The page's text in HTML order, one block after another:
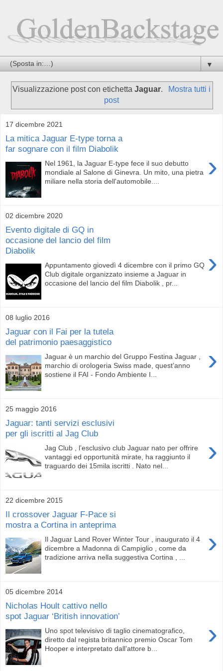
▼
Visualizzazione post con etichettaJaguar.
Mostra tutti i
post
17 dicembre 2021
La mitica Jaguar E-type torna a
far sognare con il film Diabolik
›
Nel 1961, la Jaguar E-type fece il suo debutto
mondiale al Salone di Ginevra. Un mito, una pietra
miliare nella storia dell'automobile....
02 dicembre 2020
Evento digitale di GQ in
occasione del lancio del film
Diabolik
›
Appuntamento giovedì 4 dicembre con il primo GQ
Club digitale organizzato insieme a Jaguar in
occasione del lancio del film Diabolik , pr...
08 luglio 2016
Jaguar con il Fai per la tutela
del patrimonio paesaggistico
›
Jaguar è un marchio del Gruppo Festina Jaguar ,
marchio di orologeria Swiss made, quest’anno
sostiene il FAI - Fondo Ambiente I...
25 maggio 2016
Jaguar: tanti servizi esclusivi
per gli iscritti al Jag Club
›
Jag Club , l’esclusivo club Jaguar nato per offrire
vantaggi ed opportunità mirate, ha raggiunto il
traguardo dei 15mila iscritti . Nato nel...
22 dicembre 2015
Il crossover Jaguar F-Pace si
mostra a Cortina in anteprima
›
Il Jaguar Land Rover Winter Tour , inaugurato il 4
dicembre a Madonna di Campiglio , come da
tradizione arriva nella suggestiva Cortina , ...
05 dicembre 2014
Nicholas Hoult cattivo nello
spot Jaguar ‘British innovation’
›
Uno spot televisivo di taglio cinematografico,
diretto dal regista britannico premio Oscar Tom
Hooper e interpretato dall’attore b...